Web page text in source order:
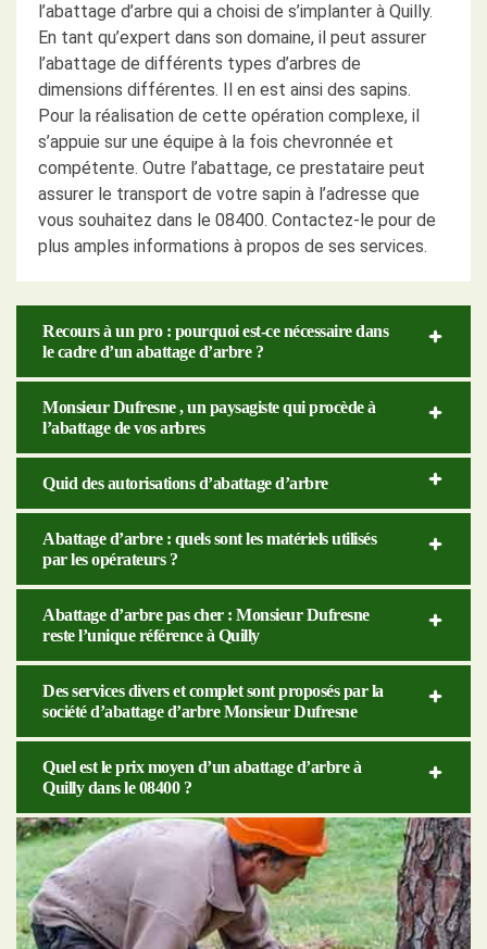
l’abattage d’arbre qui a choisi de s’implanter à Quilly.
En tant qu’expert dans son domaine, il peut assurer
l’abattage de différents types d’arbres de
dimensions différentes. Il en est ainsi des sapins.
Pour la réalisation de cette opération complexe, il
s’appuie sur une équipe à la fois chevronnée et
compétente. Outre l’abattage, ce prestataire peut
assurer le transport de votre sapin à l’adresse que
vous souhaitez dans le 08400. Contactez-le pour de
plus amples informations à propos de ses services.
Recours à un pro : pourquoi est-ce nécessaire dans
le cadre d’un abattage d’arbre ?
Monsieur Dufresne , un paysagiste qui procède à
l’abattage de vos arbres
Quid des autorisations d’abattage d’arbre
Abattage d’arbre : quels sont les matériels utilisés
par les opérateurs ?
Abattage d’arbre pas cher : Monsieur Dufresne
reste l’unique référence à Quilly
Des services divers et complet sont proposés par la
société d’abattage d’arbre Monsieur Dufresne
Quel est le prix moyen d’un abattage d’arbre à
Quilly dans le 08400 ?